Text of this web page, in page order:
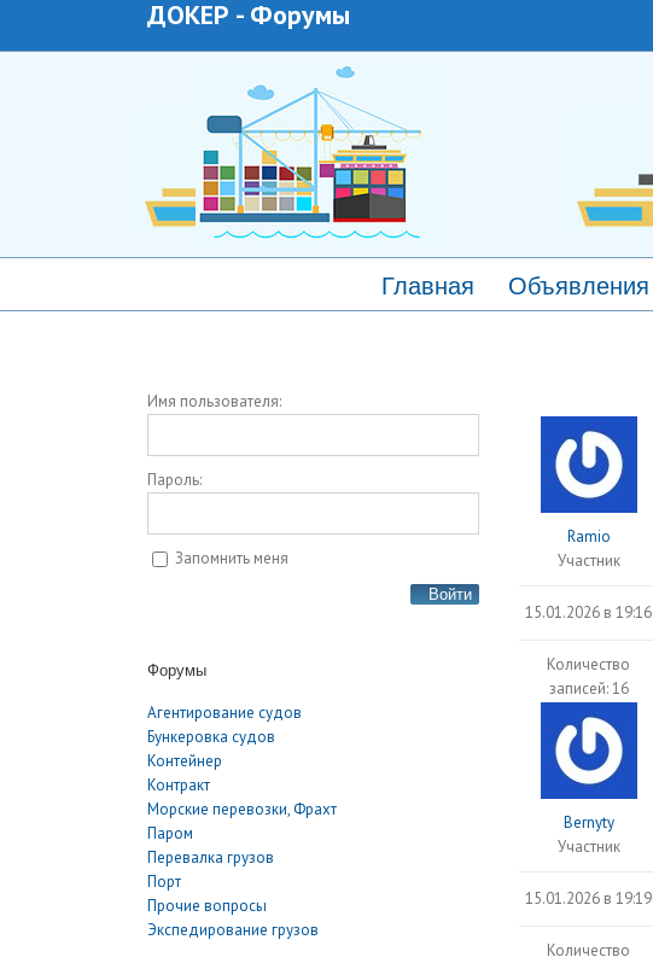
ДОКЕР - Форумы
Главная Объявления
Ramio
Участник
15.01.2026 в 19:16
Количество
записей: 16
Bernyty
Участник
15.01.2026 в 19:19
Количество
Имя пользователя:
Пароль:
Запомнить меня
Войти
Форумы
Агентирование судов
Бункеровка судов
Контейнер
Контракт
Морские перевозки, Фрахт
Паром
Перевалка грузов
Порт
Прочие вопросы
Экспедирование грузов